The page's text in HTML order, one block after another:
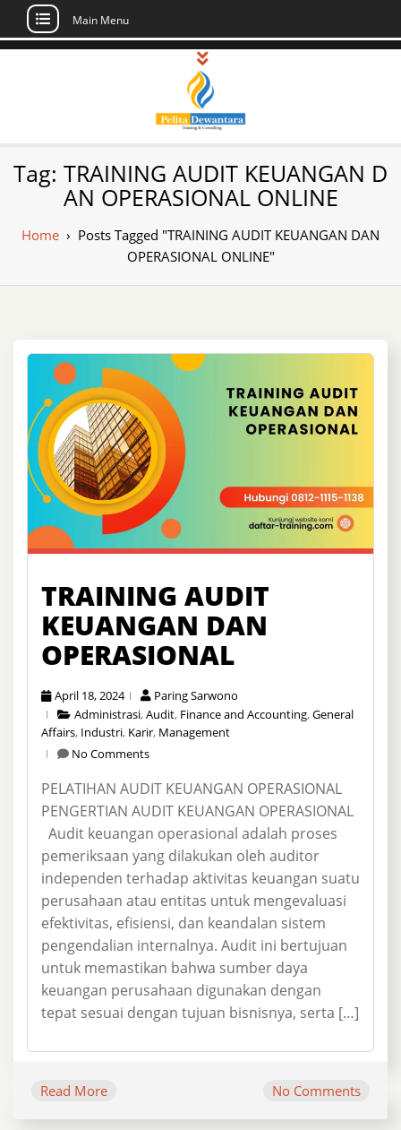
Skip
Main Menu
Pusat Pelatihan
dan Sertifikasi –
Daftar Training
Indonesia
Sertifikasi di Indonesia
Tag: TRAINING AUDIT KEUANGAN D
AN OPERASIONAL ONLINE
Home › Posts Tagged "TRAINING AUDIT KEUANGAN DAN
OPERASIONAL ONLINE"
TRAINING AUDIT
KEUANGAN DAN
OPERASIONAL
April 18, 2024
Paring Sarwono
Administrasi,Audit, Finance and Accounting,General
Affairs, Industri, Karir, Management
No Comments
PELATIHAN AUDIT KEUANGAN OPERASIONAL
PENGERTIAN AUDIT KEUANGAN OPERASIONAL
Audit keuangan operasional adalah proses
pemeriksaan yang dilakukan oleh auditor
independen terhadap aktivitas keuangan suatu
perusahaan atau entitas untuk mengevaluasi
efektivitas, efisiensi, dan keandalan sistem
pengendalian internalnya. Audit ini bertujuan
untuk memastikan bahwa sumber daya
keuangan perusahaan digunakan dengan
tepat sesuai dengan tujuan bisnisnya, serta […]
Read More No Comments